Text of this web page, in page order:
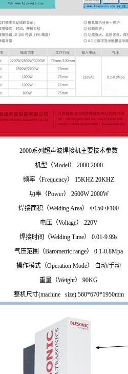
2000系列超声波焊接机主要技术参数
机型（Model） 2000 2000
频率（Frequency） 15KHZ 20KHZ
功率（Power） 2600W 2000W
焊接面积（Welding Area） Φ150 Φ100
电压（Voltage） 220V
焊接时间（Welding Time） 0.01-9.99s
气压范围（Barometric range） 0.1-0.8Mpa
操作模式（Operation Mode） 自动/手动
重量（Weight） 90KG
整机尺寸(machine size) 560*670*1950mm